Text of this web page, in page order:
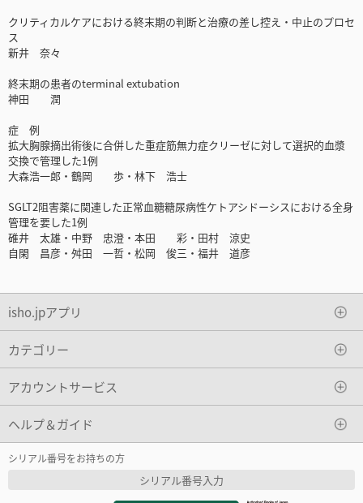
クリティカルケアにおける終末期の判断と治療の差し控え・中止のプロセ
ス
新井 奈々
終末期の患者のterminal extubation
神田 潤
症 例
拡大胸腺摘出術後に合併した重症筋無力症クリーゼに対して選択的血漿
交換で管理した1例
大森浩一郎・鶴岡 歩・林下 浩士
SGLT2阻害薬に関連した正常血糖糖尿病性ケトアシドーシスにおける全身
管理を要した1例
碓井 太雄・中野 忠澄・本田 彩・田村 涼史
自閑 昌彦・舛田 一哲・松岡 俊三・福井 道彦
isho.jpアプリ
カテゴリー
アカウントサービス
ヘルプ＆ガイド
シリアル番号をお持ちの方
シリアル番号入力